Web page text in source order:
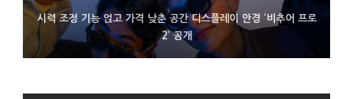
시력 조정 기능 얹고 가격 낮춘 공간 디스플레이 안경 ‘비추어 프로
2’ 공개
D램 부족에 10억달러어치 아이폰18 프로세서 패키징 대기 중
300~400달러 반지형 스피커 준비하는 오픈AI